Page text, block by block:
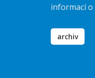
informací o
archiv